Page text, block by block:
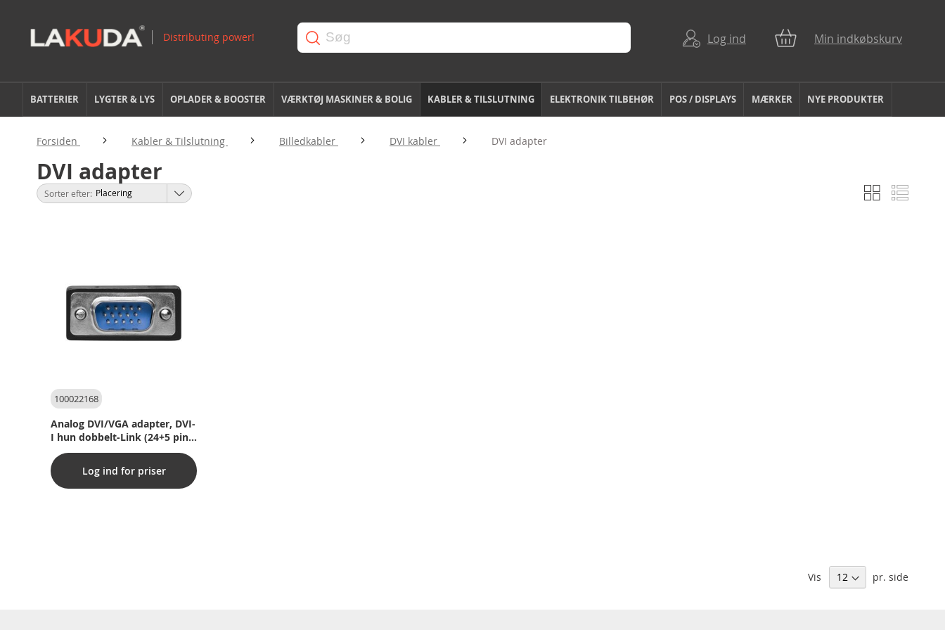
Log ind Min indkøbskurv
BATTERIER LYGTER & LYS OPLADER & BOOSTER VÆRKTØJ MASKINER & BOLIG KABLER & TILSLUTNING ELEKTRONIK TILBEHØR POS / DISPLAYS MÆRKER NYE PRODUKTER
Forsiden Kabler & Tilslutning Billedkabler DVI kabler DVI adapter
DVI adapter
Vis
som
GitterListe
Sorter efter
100022168
Analog DVI/VGA adapter, DVI-
I hun dobbelt-Link (24+5 pin),
sort,
Log ind for priser
Vis pr. side